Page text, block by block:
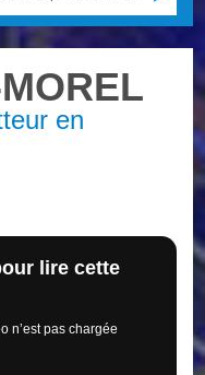
en
lire cette
n’est pas chargée